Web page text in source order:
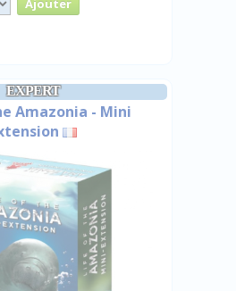
EXPERT
Amazonia - Mini